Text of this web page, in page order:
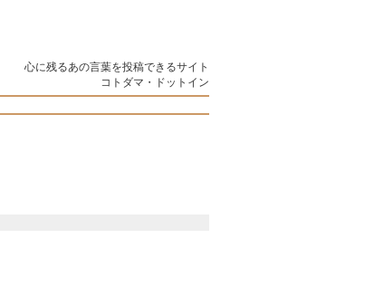
心に残るあの言葉を投稿できるサイト
コトダマ・ドットイン